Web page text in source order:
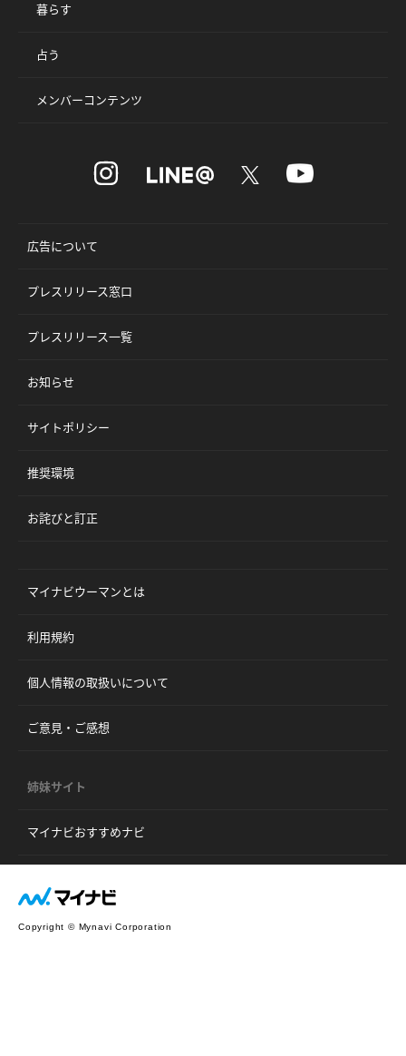
暮らす
占う
メンバーコンテンツ
広告について
プレスリリース窓口
プレスリリース一覧
お知らせ
サイトポリシー
推奨環境
お詫びと訂正
マイナビウーマンとは
利用規約
個人情報の取扱いについて
ご意見・ご感想
姉妹サイト
マイナビおすすめナビ
Copyright © Mynavi Corporation